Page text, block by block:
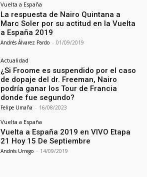
Vuelta a España
La respuesta de Nairo Quintana a
Marc Soler por su actitud en la Vuelta
a España 2019
Andrés Álvarez Pardo - 01/09/2019
Actualidad
¿Si Froome es suspendido por el caso
de dopaje del dr. Freeman, Nairo
podría ganar los Tour de Francia
donde fue segundo?
Felipe Umaña - 16/08/2023
Vuelta a España
Vuelta a España 2019 en VIVO Etapa
21 Hoy 15 De Septiembre
Andrés Urrego - 14/09/2019